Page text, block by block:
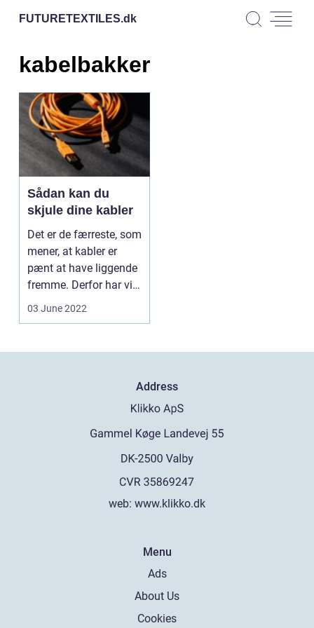
FUTURETEXTILES.dk
kabelbakker
Sådan kan du
skjule dine kabler
Det er de færreste, som
mener, at kabler er
pænt at have liggende
fremme. Derfor har vi
fundet et pa...
03 June 2022
Address
web: www.klikko.dk
Menu
Ads
About Us
Cookies